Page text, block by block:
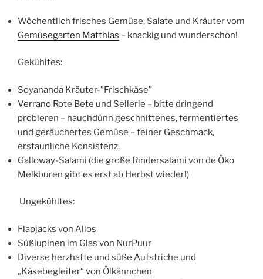
Wöchentlich frisches Gemüse, Salate und Kräuter vom
Gemüsegarten Matthias – knackig und wunderschön!
Gekühltes:
Soyananda Kräuter-”Frischkäse”
Verrano Rote Bete und Sellerie – bitte dringend
probieren – hauchdünn geschnittenes, fermentiertes
und geräuchertes Gemüse – feiner Geschmack,
erstaunliche Konsistenz.
Galloway-Salami (die große Rindersalami von de Öko
Melkburen gibt es erst ab Herbst wieder!)
Ungekühltes:
Flapjacks von Allos
Süßlupinen im Glas von NurPuur
Diverse herzhafte und süße Aufstriche und
„Käsebegleiter“ von Ölkännchen